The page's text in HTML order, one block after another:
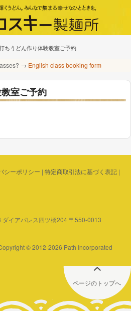
ちうどん作り体験教室ご予約
→ English class booking form
室ご予約
シーポリシー | 特定商取引法に基づく表記|
ダイアパレス四ツ橋204 〒550-0013
© 2012-2026 Path Incorporated
ページのトップへ